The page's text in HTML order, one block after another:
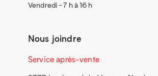
Vendredi - 7 h à 16 h
Nous joindre
Service après-vente